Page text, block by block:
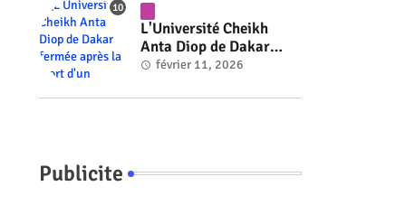
L'Université Cheikh
Anta Diop de Dakar
fermée après la mort
#RwOT
février 11, 2026
Publicite